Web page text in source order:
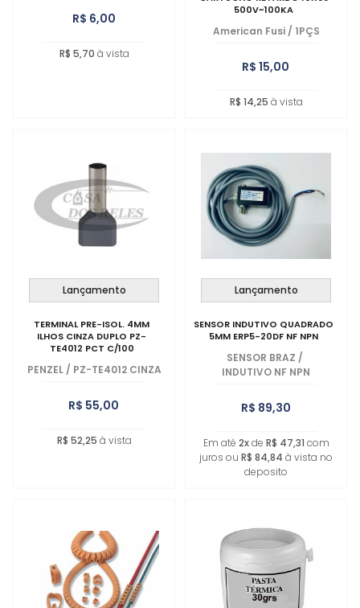
R$ 6,00
R$ 5,70 à vista
500V~100KA
American Fusi / 1PÇS
R$ 15,00
R$ 14,25 à vista
Lançamento
TERMINAL PRE-ISOL. 4MM
ILHOS CINZA DUPLO PZ-
TE4012 PCT C/100
PENZEL / PZ-TE4012 CINZA
R$ 55,00
R$ 52,25 à vista
Lançamento
SENSOR INDUTIVO QUADRADO
5MM ERP5-20DF NF NPN
SENSOR BRAZ /
INDUTIVO NF NPN
R$ 89,30
Em até 2xde R$ 47,31 com
juros ou R$ 84,84 à vista no
deposito